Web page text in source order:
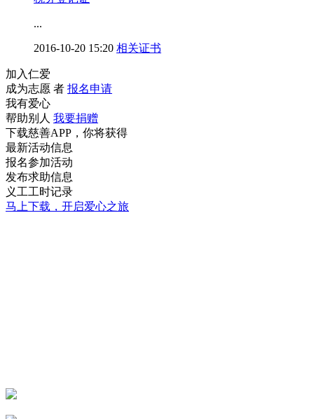
...
2016-10-20 15:20 相关证书
加入仁爱
成为志愿 者 报名申请
我有爱心
帮助别人 我要捐赠
下载慈善APP，你将获得
最新活动信息
报名参加活动
发布求助信息
义工工时记录
马上下载，开启爱心之旅